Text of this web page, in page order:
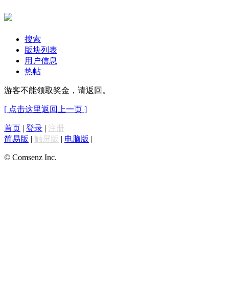
搜索
版块列表
用户信息
热帖
游客不能领取奖金，请返回。
[ 点击这里返回上一页 ]
首页 | 登录 | 注册
简易版 | 触屏版 | 电脑版 |
© Comsenz Inc.